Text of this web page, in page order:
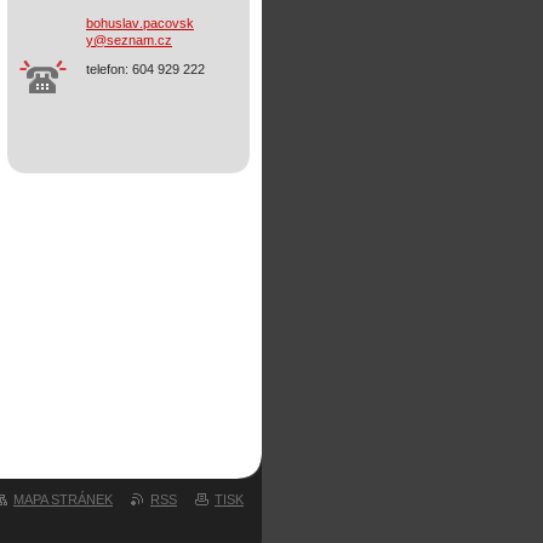
bohuslav .pacovsk
y@seznam .cz
telefon: 604 929 222
MAPA STRÁNEK RSS TISK